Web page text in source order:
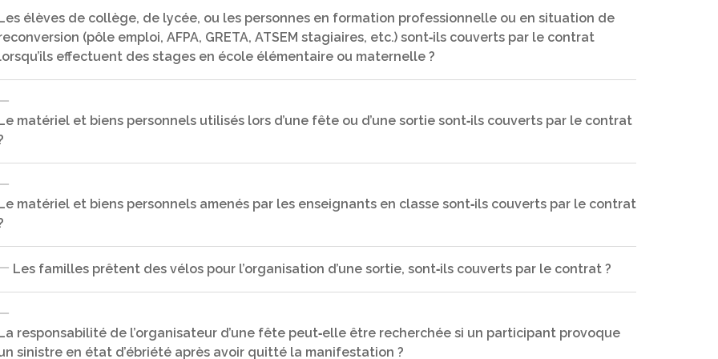
d’un véhicule engage sa responsabilité personnelle vis‐à‐vis du loueur tant sur le plan de l’usage que
la restitution du véhicule.
d'une façon générale, le public vient de son plein gré aux manifestations publiques, chacun est couvert
son assurance personnelle. Le contrat couvre les adhérents, les bénévoles, les dommages corporels subis
provoqués, les dommages aux biens détenus ou prêtés.
élèves de collège, de lycée, ou les personnes en formation professionnelle ou en situation de
(pôle emploi, AFPA, GRETA, ATSEM stagiaires, etc.) sont‐ils couverts par le contrat
effectuent des stages en école élémentaire ou maternelle ?
cela relève de la responsabilité de leur établissement d’origine et du signataire des conventions d’accueil
IEN, Maires, … en aucun cas les directeurs et directrices d’école.
matériel et biens personnels utilisés lors d’une fête ou d’une sortie sont‐ils couverts par le contrat
à condition que ces biens soient nécessaires à l’organisation de la manifestation.
matériel et biens personnels amenés par les enseignants en classe sont‐ils couverts par le contrat
Non, les biens personnels des enseignants utilisés à l’école pour les enseignements obligatoires ne sont pas
par le contrat MAE‐MAIF.
Les familles prêtent des vélos pour l’organisation d’une sortie, sont‐ils couverts par le contrat ?
ces vélos seront assurés pour la période nécessaire à la préparation des élèves pour cette sortie à vélo. Il
responsabilité de l’organisateur d’une fête peut‐elle être recherchée si un participant provoque
sinistre en état d’ébriété après avoir quitté la manifestation ?